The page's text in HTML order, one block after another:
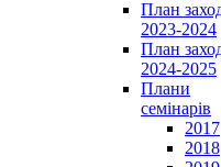
План
2023-2024
План
2024-2025
Плани
семінарів
2017
2018